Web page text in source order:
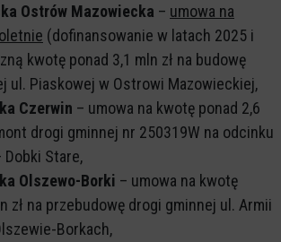
Ostrów Mazowiecka – umowa na
(dofinansowanie w latach 2025 i
kwotę ponad 3,1 mln zł na budowę
ul. Piaskowej w Ostrowi Mazowieckiej,
Czerwin – umowa na kwotę ponad 2,6
drogi gminnej nr 250319W na odcinku
Dobki Stare,
Olszewo-Borki – umowa na kwotę
zł na przebudowę drogi gminnej ul. Armii
Borkach,